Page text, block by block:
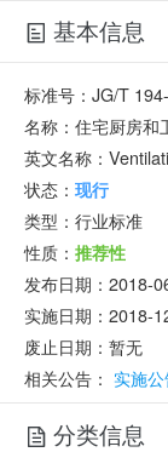
基本信息
标准号： JG/T
名称： 住宅厨房和
英文名称：
状态： 现行
类型： 行业标准
性质： 推荐性
发布日期： 2018-
实施日期： 2018-
废止日期： 暂无
相关公告： 实施
分类信息